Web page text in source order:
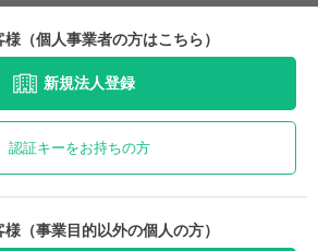
（個人事業者の方はこちら）
新規法人登録
認証キーをお持ちの方
（事業目的以外の個人の方）